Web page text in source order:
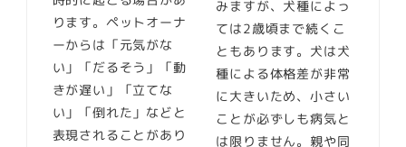
ります。ペットオーナ
ーからは「元気がな
い」「だるそう」「動
きが遅い」「立てな
い」「倒れた」などと
表現されることがあり
みますが、犬種によっ
ては2歳頃まで続くこ
ともあります。犬は犬
種による体格差が非常
に大きいため、小さい
ことが必ずしも病気と
は限りません。親や同